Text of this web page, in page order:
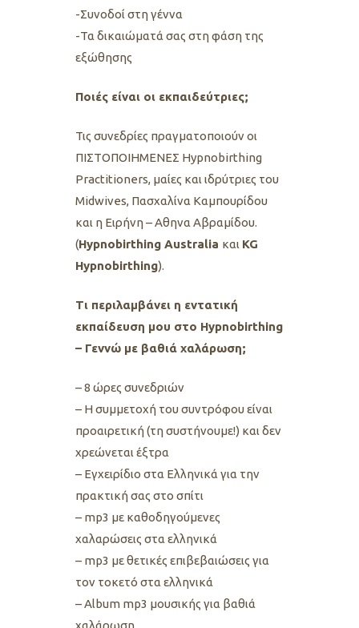
-Συνοδοί στη γέννα
-Τα δικαιώματά σας στη φάση της
εξώθησης
Ποιές είναι οι εκπαιδεύτριες;
Τις συνεδρίες πραγματοποιoύν οι
ΠΙΣΤΟΠΟΙΗΜΕΝΕΣ Ηypnobirthing
Practitioners, μαίες και ιδρύτριες του
Midwives, Πασχαλίνα Καμπουρίδου
και η Ειρήνη – Αθηνα Αβραμίδου.
(Ηypnobirthing Australia και KG
Hypnobirthing).
Tι περιλαμβάνει η εντατική
εκπαίδευση μου στο Hypnobirthing
– Γεννώ με βαθιά χαλάρωση;
– 8 ώρες συνεδριών
– Η συμμετοχή του συντρόφου είναι
προαιρετική (τη συστήνουμε!) και δεν
χρεώνεται έξτρα
– Εγχειρίδιο στα Ελληνικά για την
πρακτική σας στο σπίτι
– mp3 με καθοδηγούμενες
χαλαρώσεις στα ελληνικά
– mp3 με θετικές επιβεβαιώσεις για
τον τοκετό στα ελληνικά
– Album mp3 μουσικής για βαθιά
χαλάρωση